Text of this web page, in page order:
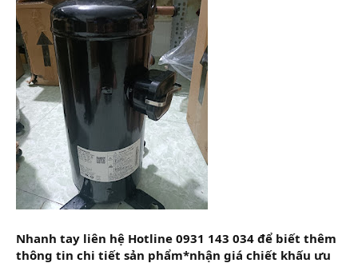
Nhanh tay liên hệ Hotline 0931 143 034 để biết thêm
thông tin chi tiết sản phẩm*nhận giá chiết khấu ưu